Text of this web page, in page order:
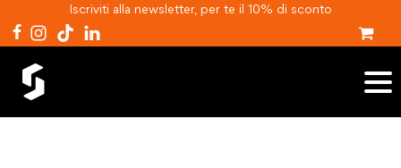
Iscriviti alla newsletter, per te il 10% di sconto